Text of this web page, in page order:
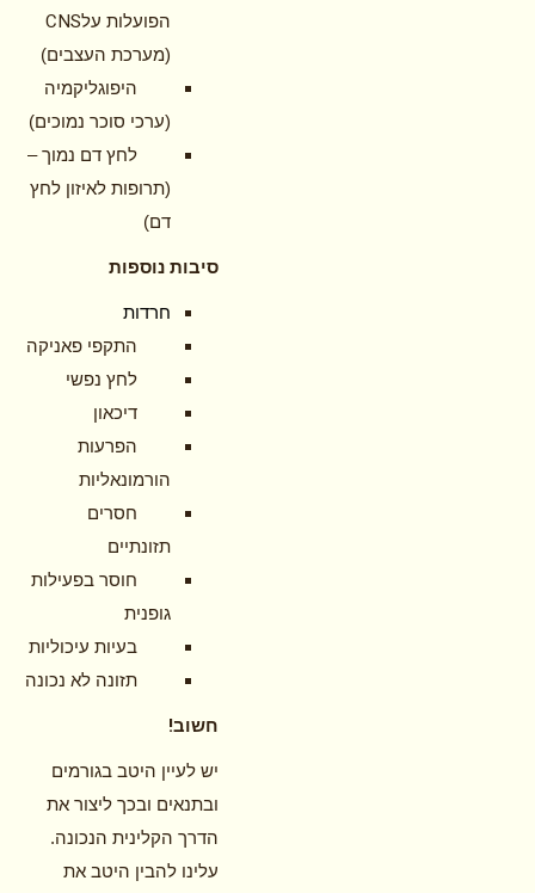
הפועלות עלCNS
(מערכת העצבים)
היפוגליקמיה
(ערכי סוכר נמוכים)
לחץ דם נמוך –
(תרופות לאיזון לחץ
סיבות נוספות
חרדות
התקפי פאניקה
לחץ נפשי
דיכאון
הפרעות
הורמונאליות
חסרים
תזונתיים
חוסר בפעילות
בעיות עיכוליות
תזונה לא נכונה
יש לעיין היטב בגורמים
ובתנאים ובכך ליצור את
הדרך הקלינית הנכונה.
עלינו להבין היטב את